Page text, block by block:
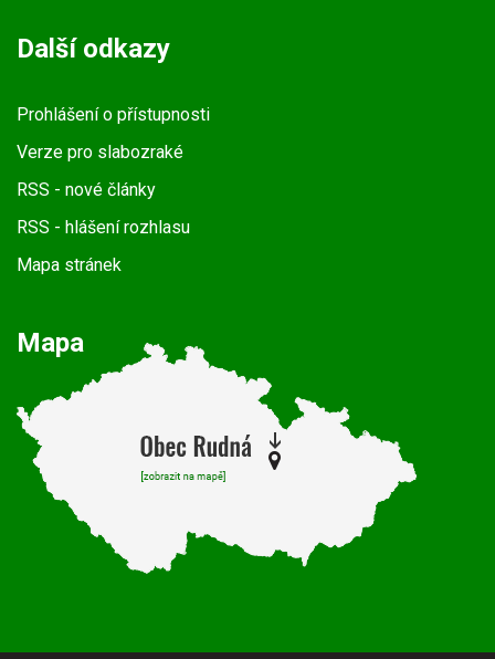
Další odkazy
Prohlášení o přístupnosti
Verze pro slabozraké
RSS - nové články
RSS - hlášení rozhlasu
Mapa stránek
Mapa